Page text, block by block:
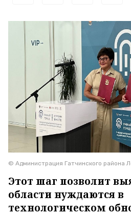
© Администрация Гатчинского района
Этот шаг позволит
области нуждаются в
технологическом